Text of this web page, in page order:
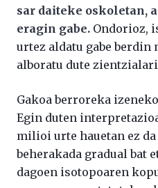
sar daiteke oskoletan,
eragin gabe. Ondorioz,
urtez aldatu gabe berdin
alboratu dute
Gakoa berroreka
Egin duten
milioi urte hauetan ez
beherakada gradual bat
dagoen isotopoaren